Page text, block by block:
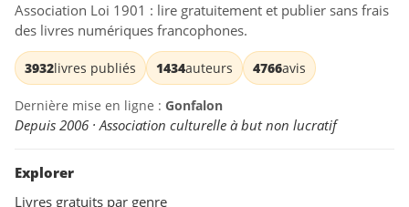
Association Loi 1901 : lire gratuitement et publier sans frais
des livres numériques francophones.
3932livres publiés 1434auteurs 4766avis
Dernière mise en ligne : Gonfalon
Depuis 2006 · Association culturelle à but non lucratif
Explorer
Livres gratuits par genre